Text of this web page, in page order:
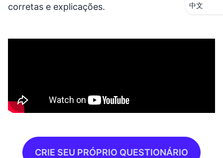
中文
corretas e explicações.
CRIE SEU PRÓPRIO QUESTIONÁRIO